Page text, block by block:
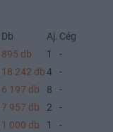
Db Aj. Cég
895 db 1
-
18 242 db4 -
6 197 db 8
-
7 957 db 2
-
1 000 db 1
-